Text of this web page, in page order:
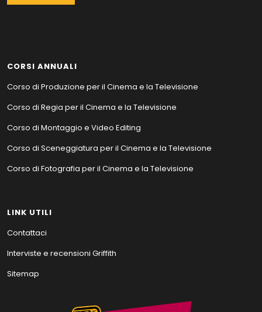
CORSI ANNUALI
Corso di Produzione per il Cinema e la Televisione
Corso di Regia per il Cinema e la Televisione
Corso di Montaggio e Video Editing
Corso di Sceneggiatura per il Cinema e la Televisione
Corso di Fotografia per il Cinema e la Televisione
LINK UTILI
Contattaci
Interviste e recensioni Griffith
Sitemap